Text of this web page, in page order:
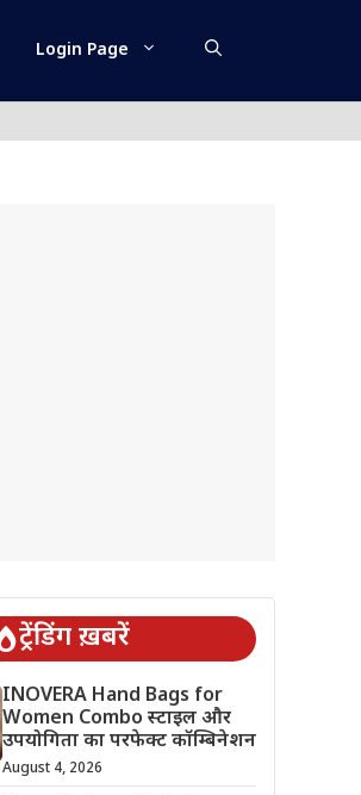
Login Page
ट्रेंडिंग ख़बरें
INOVERA Hand Bags for
Women Combo स्टाइल और
उपयोगिता का परफेक्ट कॉम्बिनेशन
August 4, 2026